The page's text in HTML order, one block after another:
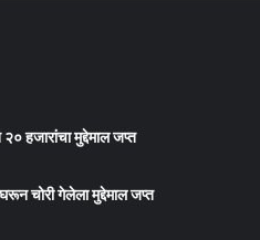
हजारांचा मुद्देमाल जप्त
चोरी गेलेला मुद्देमाल जप्त